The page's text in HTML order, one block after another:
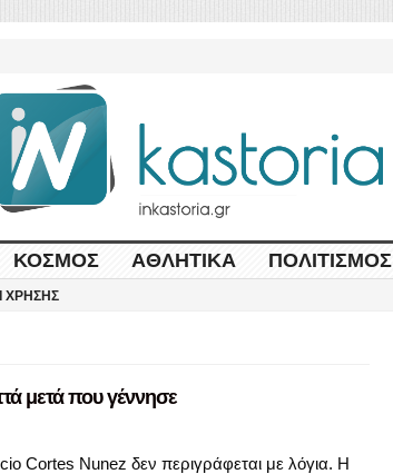
ΚΌΣΜΟΣ ΑΘΛΗΤΙΚΆ ΠΟΛΙΤΙΣΜΌΣ
ΧΡΉΣΗΣ
μετά που γέννησε
Cortes Nunez δεν περιγράφεται με λόγια. Η